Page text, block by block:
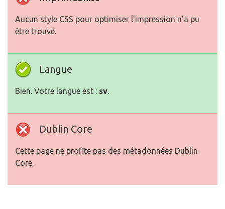
Aucun style CSS pour optimiser l'impression n'a pu
être trouvé.
Langue
Bien. Votre langue est : sv.
Dublin Core
Cette page ne profite pas des métadonnées Dublin
Core.